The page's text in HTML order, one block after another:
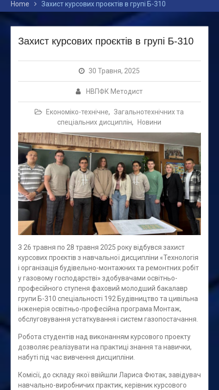
Home Захист курсових проєктів в групі Б-310
Захист курсових проєктів в групі Б-310
30 Травня, 2025
НВПФК Методист
Економіко-технічне, Загальнотехнічних та
спеціальних дисциплін, Новини
З 26 травня по 28 травня 2025 року відбувся захист
курсових проєктів з навчальної дисципліни «Технологія
і організація будівельно-монтажних та ремонтних робіт
у газовому господарстві» здобувачами освітньо-
професійного ступеня фаховий молодший бакалавр
групи Б-310 спеціальності 192 Будівництво та цивільна
інженерія освітньо-професійна програма Монтаж,
обслуговування устаткування і систем газопостачання.
Робота студентів над виконанням курсового проекту
дозволяє реалізувати на практиці знання та навички,
набуті під час вивчення дисципліни.
Комісії, до складу якої ввійшли Лариса Фютак, завідувач
навчально-виробничих практик, керівник курсового